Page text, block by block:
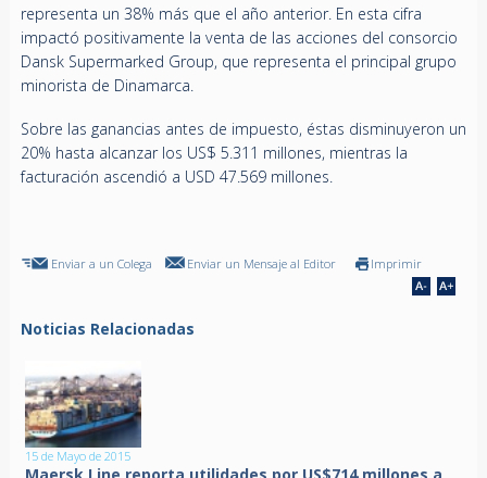
representa un 38% más que el año anterior. En esta cifra
impactó positivamente la venta de las acciones del consorcio
Dansk Supermarked Group, que representa el principal grupo
minorista de Dinamarca.
Sobre las ganancias antes de impuesto, éstas disminuyeron un
20% hasta alcanzar los US$ 5.311 millones, mientras la
facturación ascendió a USD 47.569 millones.
Enviar a un Colega Enviar un Mensaje al Editor Imprimir
Noticias Relacionadas
15 de Mayo de 2015